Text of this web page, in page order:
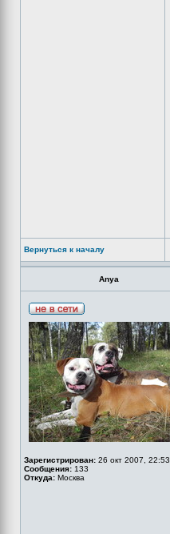
Вернуться к началу
Anya
Зарегистрирован: 26 окт 2007, 22:53
Сообщения: 133
Откуда: Москва